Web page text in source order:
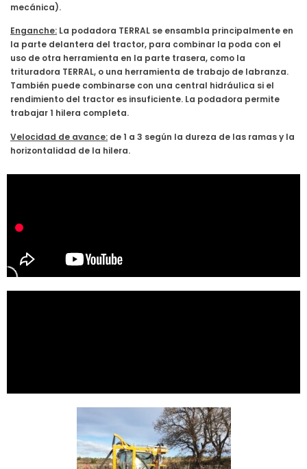
mecánica).
Enganche: La podadora TERRAL se ensambla principalmente en
la parte delantera del tractor, para combinar la poda con el
uso de otra herramienta en la parte trasera, como la
trituradora TERRAL, o una herramienta de trabajo de labranza.
También puede combinarse con una central hidráulica si el
rendimiento del tractor es insuficiente. La podadora permite
trabajar 1 hilera completa.
Velocidad de avance: de 1 a 3 según la dureza de las ramas y la
horizontalidad de la hilera.